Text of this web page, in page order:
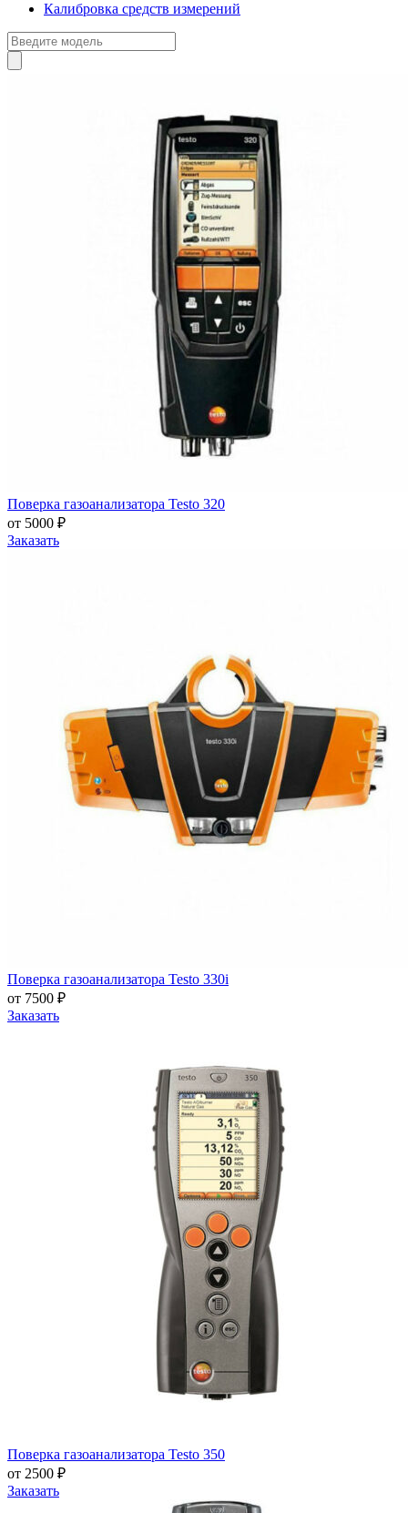
Калибровка средств измерений
Поверка газоанализатора Testo 320
от 5000 ₽
Заказать
Поверка газоанализатора Testo 330i
от 7500 ₽
Заказать
Поверка газоанализатора Testo 350
от 2500 ₽
Заказать